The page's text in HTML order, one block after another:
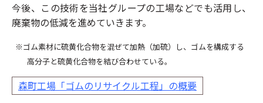
今後、この技術を当社グループの工場などでも活用し、
廃棄物の低減を進めていきます。
※ゴム素材に硫黄化合物を混ぜて加熱（加硫）し、ゴムを構成する
高分子と硫黄化合物を結び合わせている。
森町工場「ゴムのリサイクル工程」の概要